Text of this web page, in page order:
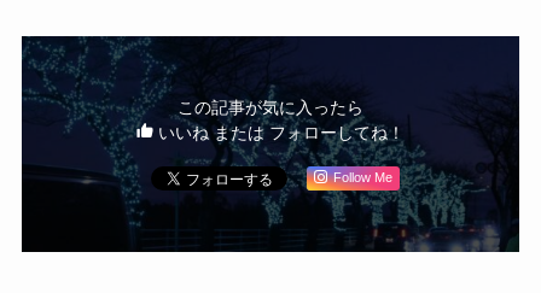
この記事が気に入ったら
いいね または フォローしてね！
Follow Me